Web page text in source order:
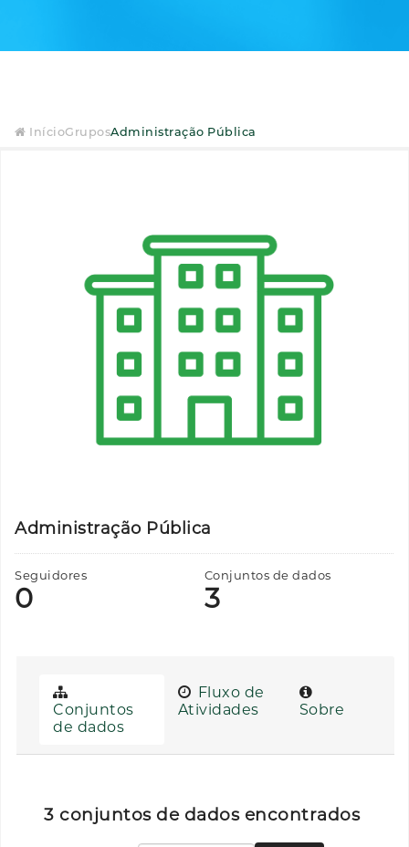
InícioGruposAdministração Pública
Administração Pública
Seguidores
0
Conjuntos de dados
3
Conjuntos
de dados
Fluxo de
Atividades
Sobre
3 conjuntos de dados encontrados